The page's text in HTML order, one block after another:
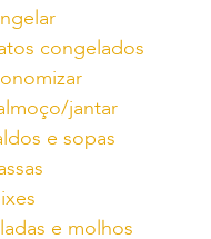
congelados
jantar
e sopas
e molhos